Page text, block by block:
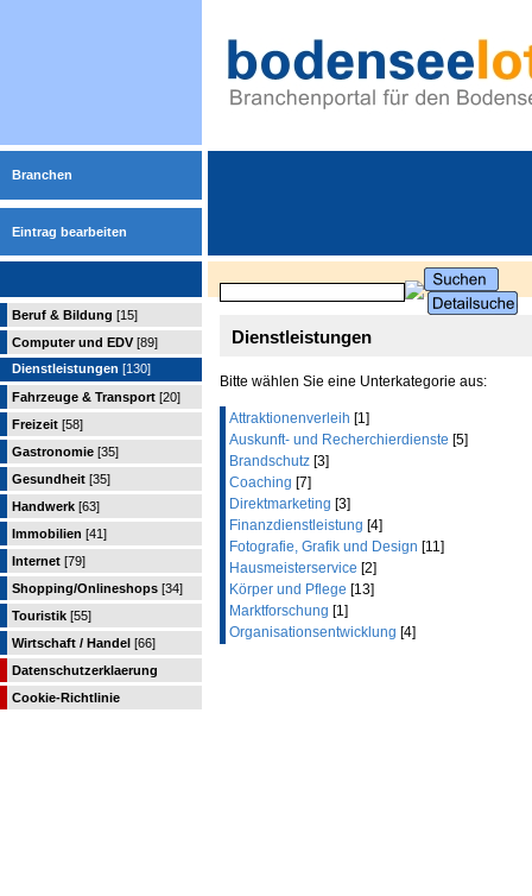
Branchen
Eintrag bearbeiten
Beruf & Bildung [15]
Computer und EDV [89]
Dienstleistungen [130]
Fahrzeuge & Transport [20]
Freizeit [58]
Gastronomie [35]
Gesundheit [35]
Handwerk [63]
Immobilien [41]
Internet [79]
Shopping/Onlineshops [34]
Touristik [55]
Wirtschaft / Handel [66]
Datenschutzerklaerung
Cookie-Richtlinie
Dienstleistungen
Bitte wählen Sie eine Unterkategorie aus:
Attraktionenverleih [1]
Auskunft- und Recherchierdienste [5]
Brandschutz [3]
Coaching [7]
Direktmarketing [3]
Finanzdienstleistung [4]
Fotografie, Grafik und Design [11]
Hausmeisterservice [2]
Körper und Pflege [13]
Marktforschung [1]
Organisationsentwicklung [4]